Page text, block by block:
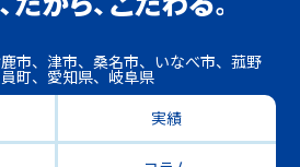
市、津市、桑名市、いなべ市、菰野
町、愛知県、岐阜県
実績